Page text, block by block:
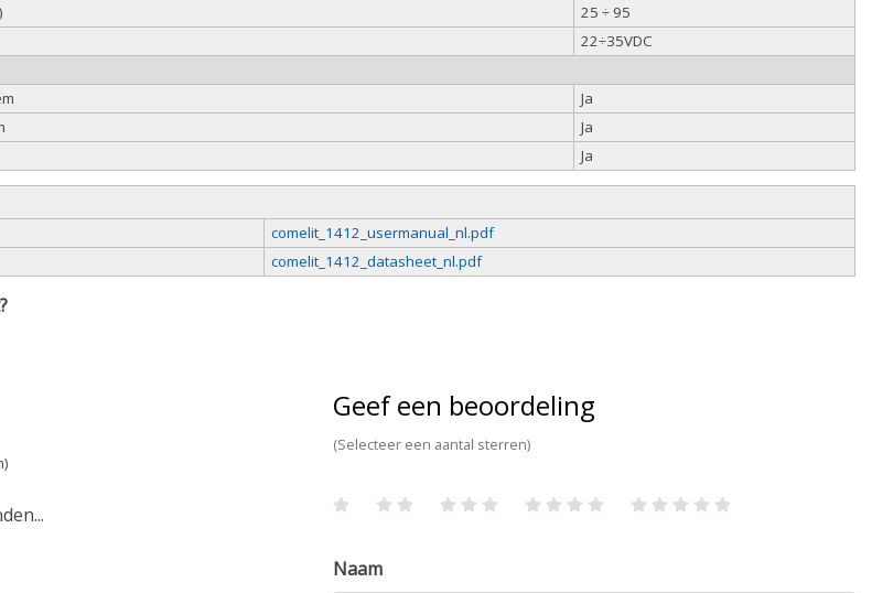
25 ÷ 95
22÷35VDC
Ja
Ja
Ja
comelit_1412_usermanual_nl.pdf
comelit_1412_datasheet_nl.pdf
Geef een beoordeling
(Selecteer een aantal sterren)
Naam